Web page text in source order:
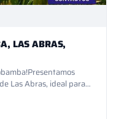
LAS ABRAS,
Las Abras, ideal para
precio de solo $269.00